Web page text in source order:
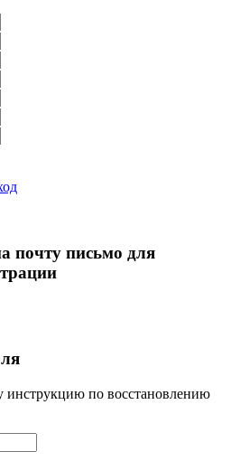
почту письмо для
по восстановлению